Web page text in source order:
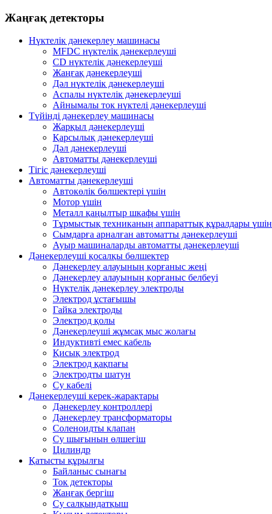
Жаңғақ детекторы
Нүктелік дәнекерлеу машинасы
MFDC нүктелік дәнекерлеуші
CD нүктелік дәнекерлеуші
Жаңғақ дәнекерлеуші
Дәл нүктелік дәнекерлеуші
Аспалы нүктелік дәнекерлеуші
Айнымалы ток нүктелі дәнекерлеуші
Түйінді дәнекерлеу машинасы
Жарқыл дәнекерлеуші
Қарсылық дәнекерлеуші
Дәл дәнекерлеуші
Автоматты дәнекерлеуші
Тігіс дәнекерлеуші
Автоматты дәнекерлеуші
Автокөлік бөлшектері үшін
Мотор үшін
Металл қаңылтыр шкафы үшін
Тұрмыстық техниканың аппараттық құралдары үшін
Сымдарға арналған автоматты дәнекерлеуші
Ауыр машиналарды автоматты дәнекерлеуші
Дәнекерлеуші ​​қосалқы бөлшектер
Дәнекерлеу алауының қорғаныс жеңі
Дәнекерлеу алауының қорғаныс белбеуі
Нүктелік дәнекерлеу электроды
Электрод ұстағышы
Гайка электроды
Электрод қолы
Дәнекерлеуші ​​жұмсақ мыс жолағы
Индуктивті емес кабель
Қисық электрод
Электрод қақпағы
Электродты шатун
Су кабелі
Дәнекерлеуші ​​керек-жарақтары
Дәнекерлеу контроллері
Дәнекерлеу трансформаторы
Соленоидты клапан
Су шығынын өлшегіш
Цилиндр
Қатысты құрылғы
Байланыс сынағы
Ток детекторы
Жаңғақ бергіш
Су салқындатқыш